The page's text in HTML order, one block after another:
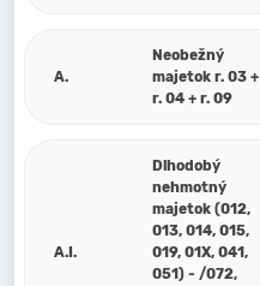
A.
Neobežný
majetok r. 03 +
r. 04 + r. 09
A.I.
Dlhodobý
nehmotný
majetok (012,
013, 014, 015,
019, 01X, 041,
051) - /072,